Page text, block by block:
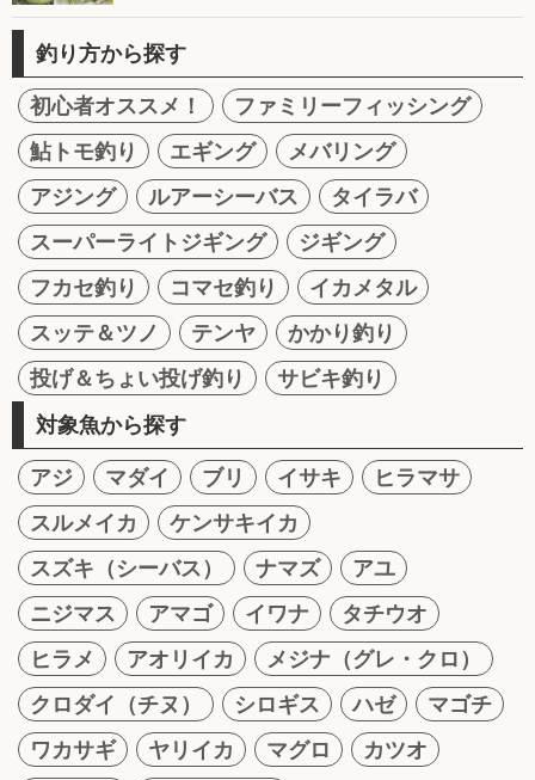
釣り方から探す
初心者オススメ！
ファミリーフィッシング
鮎トモ釣り
エギング
メバリング
アジング
ルアーシーバス
タイラバ
スーパーライトジギング
ジギング
フカセ釣り
コマセ釣り
イカメタル
スッテ＆ツノ
テンヤ
かかり釣り
投げ＆ちょい投げ釣り
サビキ釣り
対象魚から探す
アジ マダイ ブリ イサキ
ヒラマサ
スルメイカ
ケンサキイカ
スズキ（シーバス）
ナマズ
アユ
ニジマス
アマゴ イワナ
タチウオ
ヒラメ
アオリイカ
メジナ（グレ・クロ）
クロダイ（チヌ）
シロギス ハゼ
マゴチ
ワカサギ
ヤリイカ マグロ
カツオ